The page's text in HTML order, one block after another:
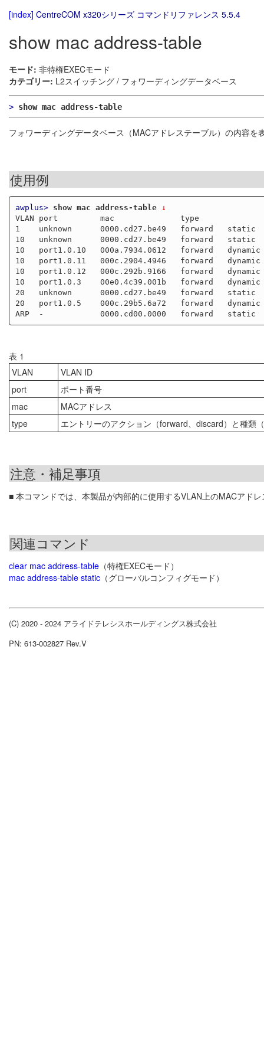
[index] CentreCOM x320シリーズ コマンドリファレンス 5.5.4
show mac address-table
モード: 非特権EXECモード
カテゴリー: L2スイッチング / フォワーディングデータベース
> show mac address-table
フォワーディングデータベース（MACアドレステーブル）の内容を
使用例
awplus> show mac address-table ↓
VLAN port         mac              type
1    unknown      0000.cd27.be49   forward   static
10   unknown      0000.cd27.be49   forward   static
10   port1.0.10   000a.7934.0612   forward   dynamic
10   port1.0.11   000c.2904.4946   forward   dynamic
10   port1.0.12   000c.292b.9166   forward   dynamic
10   port1.0.3    00e0.4c39.001b   forward   dynamic
20   unknown      0000.cd27.be49   forward   static
20   port1.0.5    000c.29b5.6a72   forward   dynamic
表 1
VLAN
VLAN ID
port
ポート番号
mac
MACアドレス
type
エントリーのアクション（forward、discard）と種類
注意・補足事項
■ 本コマンドでは、本製品が内部的に使用するVLAN上のMACアド
関連コマンド
clear mac address-table （特権EXECモード）
mac address-table static （グローバルコンフィグモード）
(C) 2020 - 2024 アライドテレシスホールディングス株式会社
PN: 613-002827 Rev.V